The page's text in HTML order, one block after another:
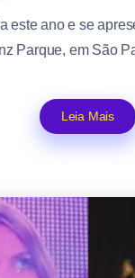
este ano e se
Parque, em São
Leia Mais